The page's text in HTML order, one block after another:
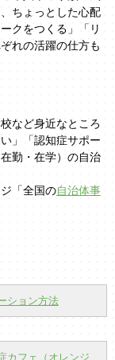
ちょっとした心配
クをつくる」「リ
れの活躍の仕方も
など身近なところ
」「認知症サポー
勤・在学）の自治
「全国の自治体事
ション方法
カフェ（オレンジ